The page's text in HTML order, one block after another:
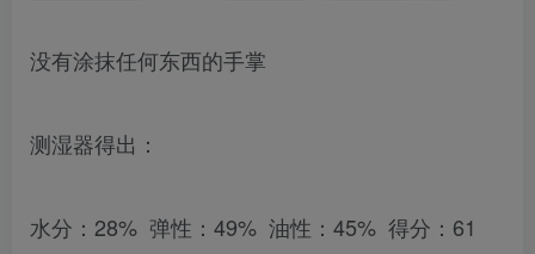
没有涂抹任何东西的手掌
测湿器得出：
水分：28% 弹性：49% 油性：45% 得分：61